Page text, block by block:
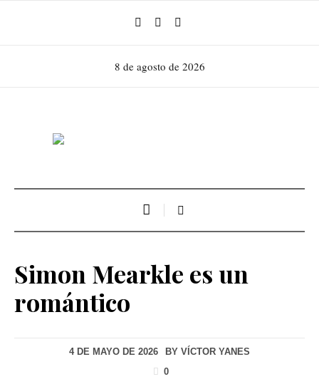
8 de agosto de 2026
Simon Mearkle es un
romántico
4 DE MAYO DE 2026 BY VÍCTOR YANES
0